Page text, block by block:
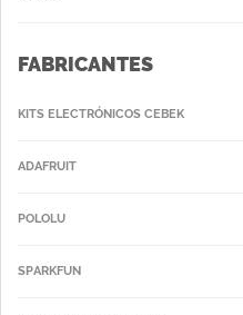
FABRICANTES
KITS ELECTRÓNICOS CEBEK
ADAFRUIT
POLOLU
SPARKFUN